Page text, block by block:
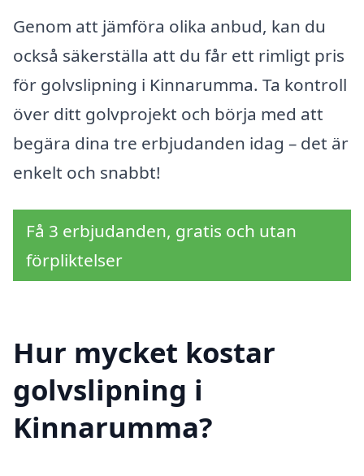
Genom att jämföra olika anbud, kan du
också säkerställa att du får ett rimligt pris
för golvslipning i Kinnarumma. Ta kontroll
över ditt golvprojekt och börja med att
begära dina tre erbjudanden idag – det är
enkelt och snabbt!
Få 3 erbjudanden, gratis och utan
förpliktelser
Hur mycket kostar
golvslipning i
Kinnarumma?